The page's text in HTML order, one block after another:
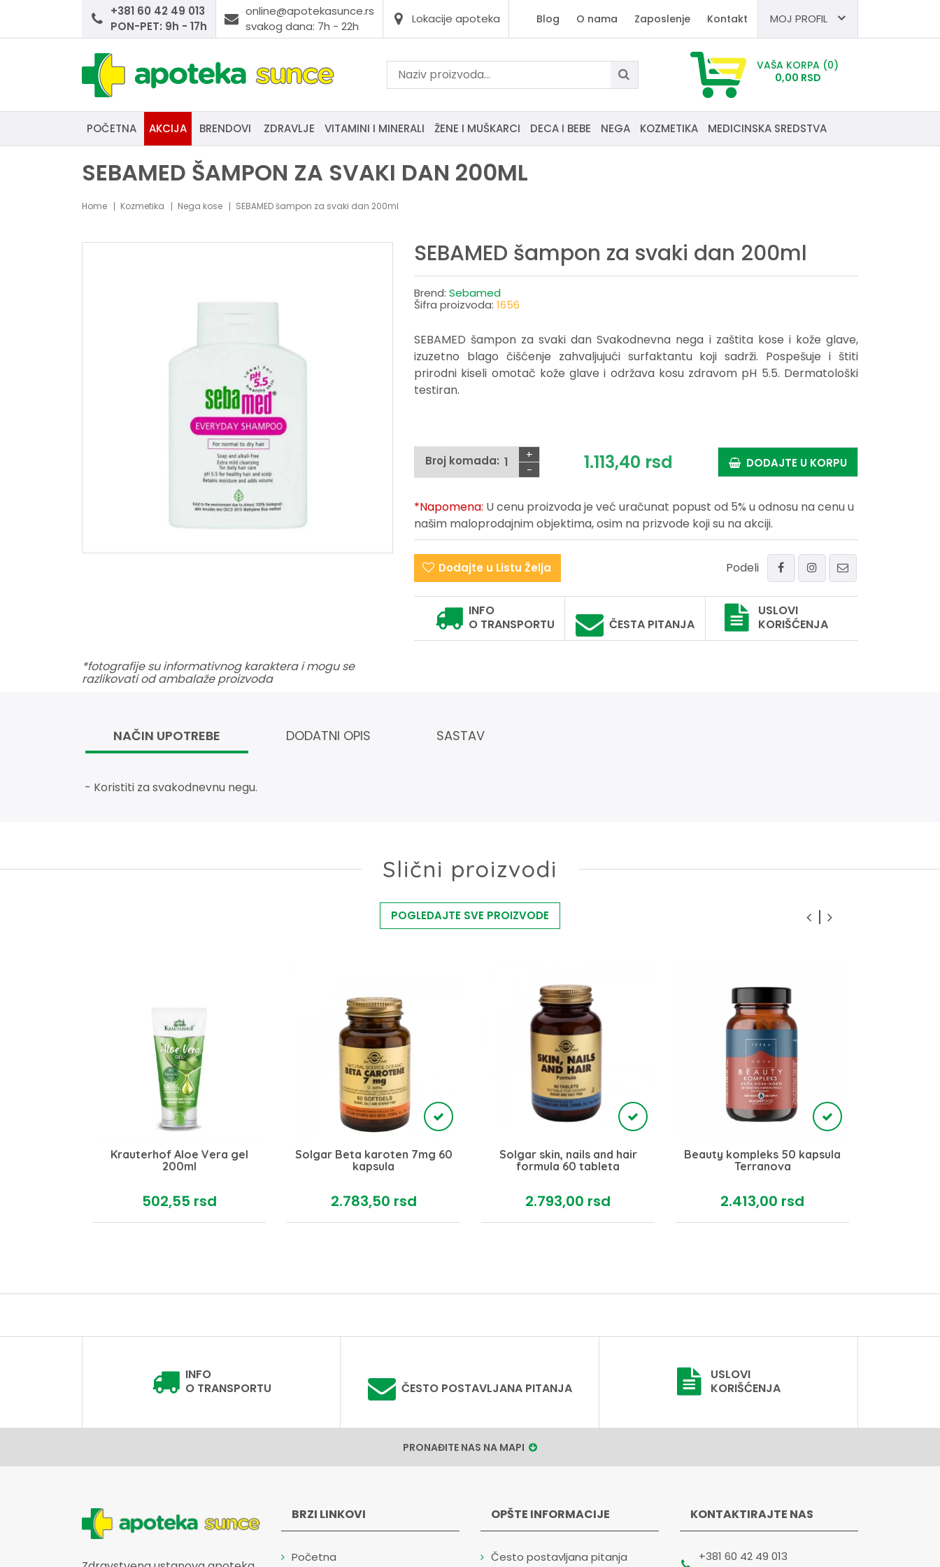
+381 60 42 49 013
PON-PET: 9h - 17h
online@apotekasunce.rs
svakog dana: 7h - 22h
Lokacije apoteka Blog O nama Zaposlenje Kontakt MOJ PROFIL
VAŠA KORPA (0)
0,00 RSD
POČETNA AKCIJA BRENDOVI ZDRAVLJE VITAMINI I MINERALI ŽENE I MUŠKARCI DECA I BEBE NEGA KOZMETIKA MEDICINSKA SREDSTVA
SEBAMED ŠAMPON ZA SVAKI DAN 200ML
Home Kozmetika Nega kose SEBAMED šampon za svaki dan 200ml
*fotografije su informativnog karaktera i mogu se
razlikovati od ambalaže proizvoda
SEBAMED šampon za svaki dan 200ml
Brend: Sebamed
Šifra proizvoda: 1656
SEBAMED šampon za svaki dan Svakodnevna nega i zaštita kose i kože glave,
izuzetno blago čišćenje zahvaljujući surfaktantu koji sadrži. Pospešuje i štiti
prirodni kiseli omotač kože glave i održava kosu zdravom pH 5.5. Dermatološki
testiran.
Broj komada:
+
-
1.113,40 rsd DODAJTE U KORPU
*Napomena: U cenu proizvoda je već uračunat popust od 5% u odnosu na cenu u
našim maloprodajnim objektima, osim na prizvode koji su na akciji.
Dodajte u Listu Želja Podeli
INFO
O TRANSPORTU
ČESTA PITANJA
USLOVI
KORIŠĆENJA
NAČIN UPOTREBE DODATNI OPIS SASTAV
- Koristiti za svakodnevnu negu.
Slični proizvodi
POGLEDAJTE SVE PROIZVODE
Krauterhof Aloe Vera gel
200ml
502,55 rsd
Solgar Beta karoten 7mg 60
kapsula
2.783,50 rsd
Solgar skin, nails and hair
formula 60 tableta
2.793,00 rsd
Beauty kompleks 50 kapsula
Terranova
2.413,00 rsd
INFO
O TRANSPORTU
ČESTO POSTAVLJANA PITANJA
USLOVI
KORIŠĆENJA
PRONAĐITE NAS NA MAPI
BRZI LINKOVI
Početna
OPŠTE INFORMACIJE
Često postavljana pitanja
KONTAKTIRAJTE NAS
+381 60 42 49 013